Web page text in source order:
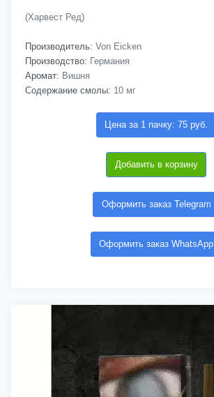
(Харвест Ред)
Производитель: Von Eicken
Производство: Германия
Аромат: Вишня
Содержание смолы: 10 мг
Цена за 1 пачку: 75 руб.
Добавить в корзину
Оформить заказ Telegram
Оформить заказ WhatsApp